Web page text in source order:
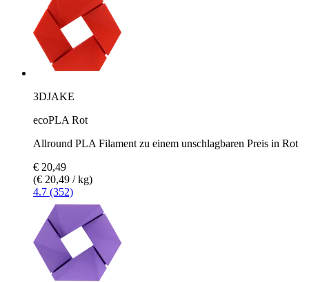
3DJAKE
ecoPLA Rot
Allround PLA Filament zu einem unschlagbaren Preis in Rot
€ 20,49
(€ 20,49 / kg)
4.7 (352)